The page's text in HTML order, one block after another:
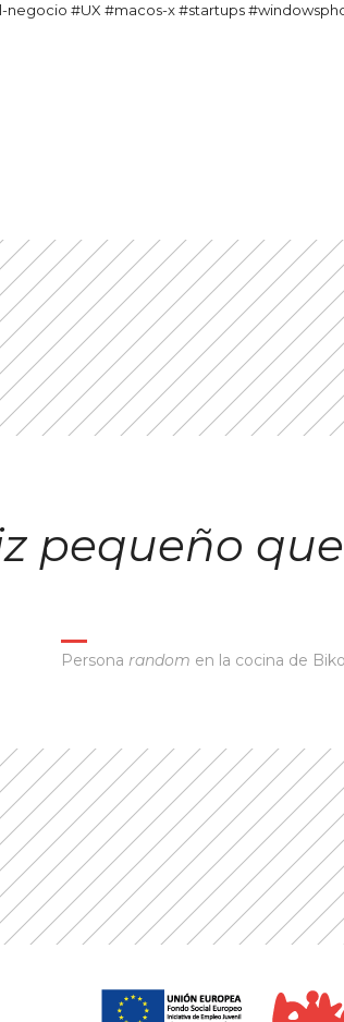
#UX #macos-x #startups
pequeño
Persona random en la cocina de Biko